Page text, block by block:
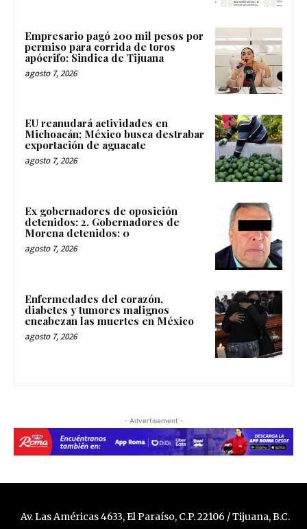
Empresario pagó 200 mil pesos por
permiso para corrida de toros
apócrifo: Sindica de Tijuana
agosto 7, 2026
EU reanudará actividades en
Michoacán; México busca destrabar
exportación de aguacate
agosto 7, 2026
Ex gobernadores de oposición
detenidos: 2. Gobernadores de
Morena detenidos: 0
agosto 7, 2026
Enfermedades del corazón,
diabetes y tumores malignos
encabezan las muertes en México
agosto 7, 2026
- Advertisement -
Av. Las Américas 4633, El Paraíso, C.P. 22106 / Tijuana, B.C.